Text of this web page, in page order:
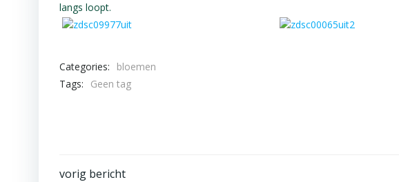
langs loopt.
Categories:
bloemen
Tags:
Geen tag
vorig bericht